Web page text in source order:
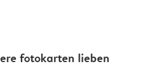
fotokarten lieben